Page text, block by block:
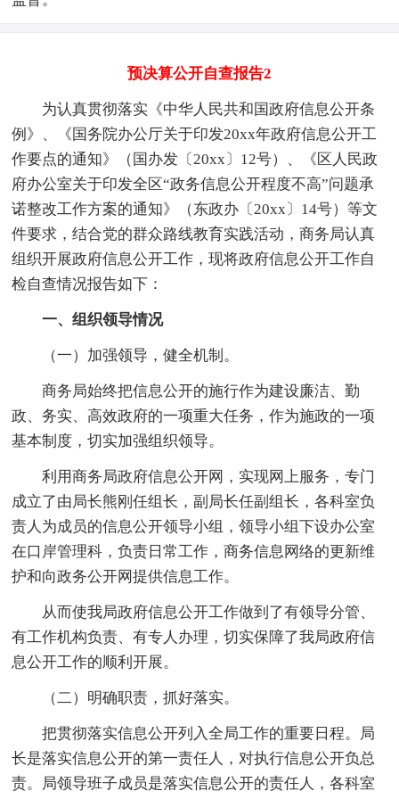
预决算公开自查报告2
为认真贯彻落实《中华人民共和国政府信息公开条
例》、《国务院办公厅关于印发20xx年政府信息公开工
作要点的通知》（国办发〔20xx〕12号）、《区人民政
府办公室关于印发全区“政务信息公开程度不高”问题承
诺整改工作方案的通知》（东政办〔20xx〕14号）等文
件要求，结合党的群众路线教育实践活动，商务局认真
组织开展政府信息公开工作，现将政府信息公开工作自
检自查情况报告如下：
一、组织领导情况
（一）加强领导，健全机制。
商务局始终把信息公开的施行作为建设廉洁、勤
政、务实、高效政府的一项重大任务，作为施政的一项
基本制度，切实加强组织领导。
利用商务局政府信息公开网，实现网上服务，专门
成立了由局长熊刚任组长，副局长任副组长，各科室负
责人为成员的信息公开领导小组，领导小组下设办公室
在口岸管理科，负责日常工作，商务信息网络的更新维
护和向政务公开网提供信息工作。
从而使我局政府信息公开工作做到了有领导分管、
有工作机构负责、有专人办理，切实保障了我局政府信
息公开工作的顺利开展。
（二）明确职责，抓好落实。
把贯彻落实信息公开列入全局工作的重要日程。局
长是落实信息公开的第一责任人，对执行信息公开负总
责。局领导班子成员是落实信息公开的责任人，各科室